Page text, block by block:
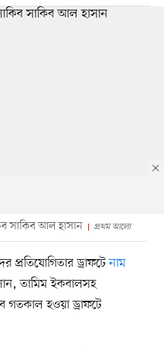
সাকিব আল হাসান প্রথম আলো
প্রতিযোগিতার ড্রাফটেনাম
তামিম ইকবালসহ
গতকাল হওয়া ড্রাফটে